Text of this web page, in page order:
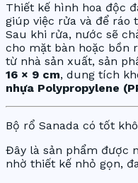
Thiết kế hình hoa độc
giúp việc rửa và để
Sau khi rửa, nước sẽ
cho mặt bàn hoặc bồn
từ nhà sản xuất, sản
16 × 9 cm, dung tích
nhựa Polypropylene
Bộ rổ Sanada có tốt
Đây là sản phẩm được
nhờ thiết kế nhỏ gọn,